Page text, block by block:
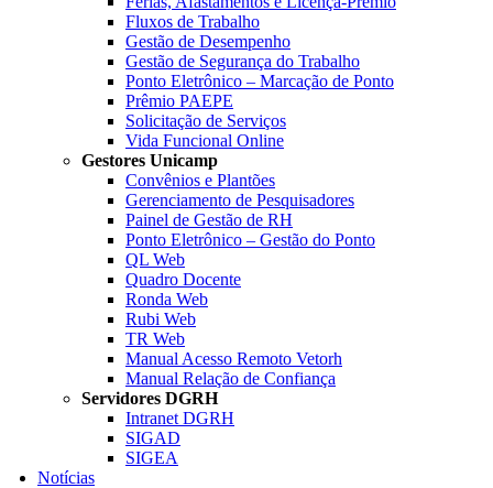
Fluxos de Trabalho
Gestão de Desempenho
Gestão de Segurança do Trabalho
Ponto Eletrônico – Marcação de Ponto
Prêmio PAEPE
Solicitação de Serviços
Vida Funcional Online
Gestores Unicamp
Convênios e Plantões
Gerenciamento de Pesquisadores
Painel de Gestão de RH
Ponto Eletrônico – Gestão do Ponto
QL Web
Quadro Docente
Ronda Web
Rubi Web
TR Web
Manual Acesso Remoto Vetorh
Manual Relação de Confiança
Servidores DGRH
Intranet DGRH
SIGAD
SIGEA
Notícias